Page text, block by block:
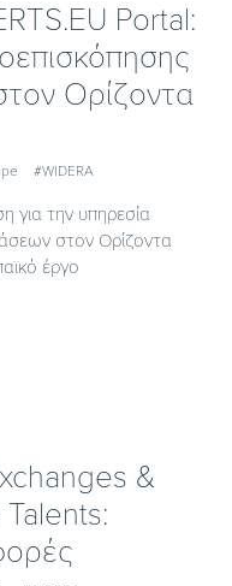
Portal:
Ορίζοντα
#WIDERA
για την υπηρεσία
στον Ορίζοντα
έργο
&